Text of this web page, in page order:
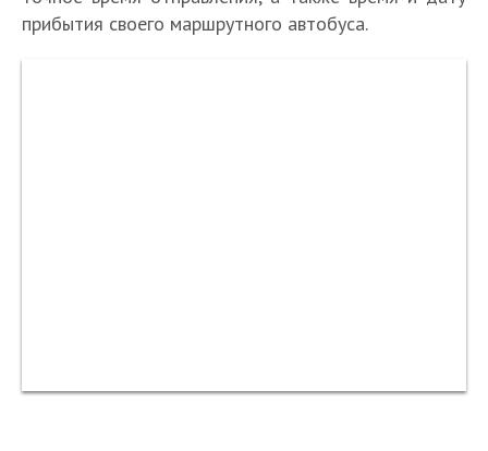
прибытия своего маршрутного автобуса.